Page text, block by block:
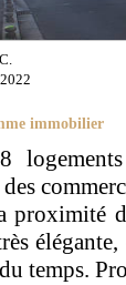
immobilier
proximité
temps.